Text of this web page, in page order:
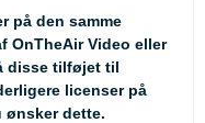
på den samme
OnTheAir Video eller
disse tilføjet til
licenser på
ønsker dette.